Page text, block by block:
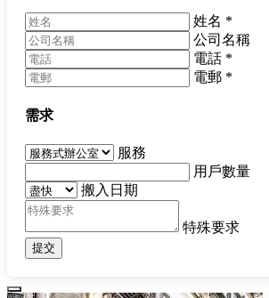
姓名 *
公司名稱
電話 *
電郵 *
需求
服務
用戶數量
搬入日期
特殊要求
提交